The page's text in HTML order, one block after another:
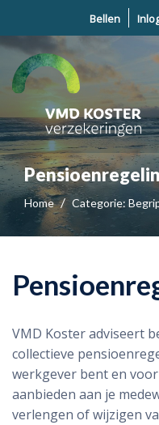
Bellen
Home Categorie:
VMD Koster adviseert
collectieve
werkgever bent en
aanbieden aan je
verlengen of wijzigen